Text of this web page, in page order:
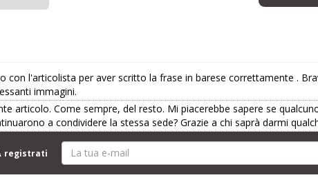
con l'articolista per aver scritto la frase in barese correttamente .
immagini.
articolo. Come sempre, del resto. Mi piacerebbe sapere se
a condividere la stessa sede? Grazie a chi saprà darmi
registrati